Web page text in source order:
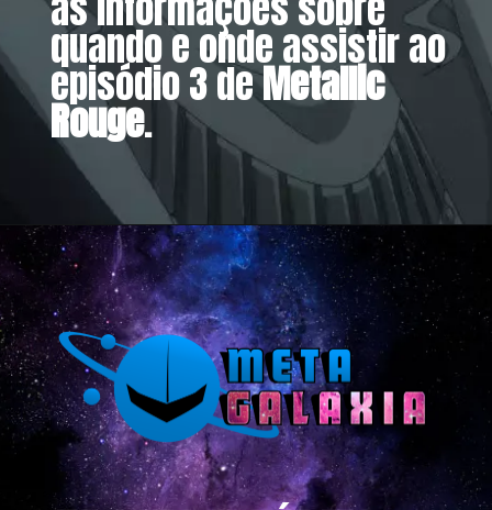
quando e onde assistir ao
episódio 3 deMetallic
Rouge.
Opening https://metagalaxia.com.br/anime-e-manga/quando-e-onde-assistir-ao-episodio-3-de-metallic-rouge/